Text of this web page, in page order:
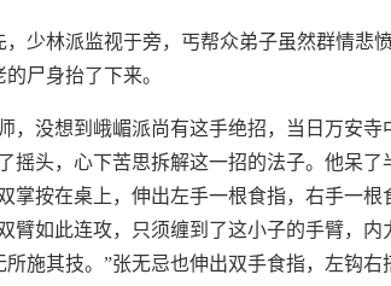
少林派监视于旁，丐帮众弟子虽然群情悲
尸身抬了下来。
，没想到峨嵋派尚有这手绝招，当日万安
摇头，心下苦思拆解这一招的法子。他呆了
掌按在桌上，伸出左手一根食指，右手一
臂如此连攻，只须缠到了这小子的手臂，
施其技。”张无忌也伸出双手食指，左钩右